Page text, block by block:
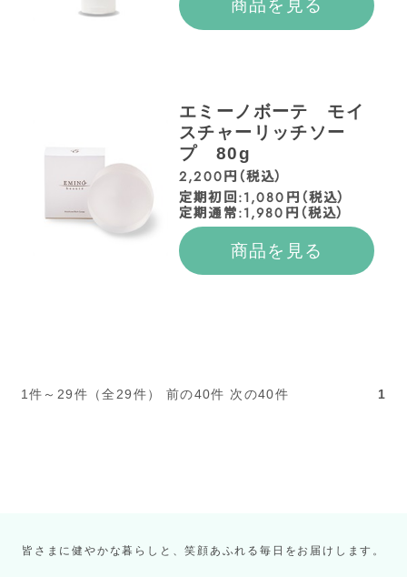
商品を見る
エミーノボーテ モイ
スチャーリッチソー
プ 80g
2,200円（税込）
定期初回:1,080円（税込）
定期通常:1,980円（税込）
商品を見る
1件～29件（全29件） 前の40件 次の40件 1
皆さまに健やかな暮らしと、笑顔あふれる毎日をお届けします。